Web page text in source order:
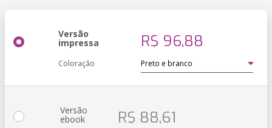
Versão
impressa R$ 96,88
Coloração
Versão
ebook R$ 88,61